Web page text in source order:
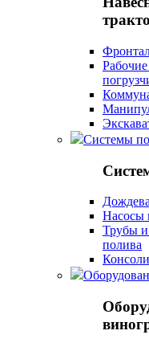
Системы
Насосы
Трубы и
полива